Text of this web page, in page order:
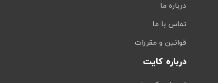
درباره ما
تماس با ما
قوانین و مقررات
درباره کایت